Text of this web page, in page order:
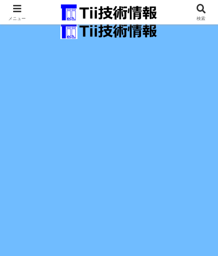
最新の科学技術の情報インフラ。
メニュー 検索